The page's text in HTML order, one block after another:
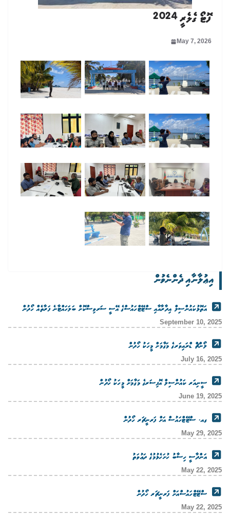
ފޮޓޯ ގެލެރީ 2024
May 7, 2026
އިޢުލާނާއި ދެންނެވުން
އަތޮޅުކައުންސިލް އިދާރާއާއި ސްޓޭޓްހައުސްގެ އޭސީ ސަރވިސްކޮށް ބަލަހައްޓާނެ ފަރާތެއް ހޯދުން
September 10, 2025
ލޯންޗް ޑްރައިވަރގެ މަގާމަށް މީހަކު ހޯދުން
July 16, 2025
ސީނިއަރ ކައުންސިލް އޮފިސަރގެ މަގާމަށް މީހަކު ހޯދުން
June 19, 2025
ގއ. ސްޓޭޓްހައުސް އަށް ފަރނީޗަރ ހޯދުން
May 29, 2025
އަންދާސީ ހިސާބު ހުށަހެޅުމުގެ ދަޢުވަތު
May 22, 2025
ސްޓޭޓްހައުސްއަށް ފަރނީޗަރ ހޯދުން
May 22, 2025